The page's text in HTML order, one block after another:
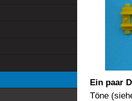
Ein paar
Töne